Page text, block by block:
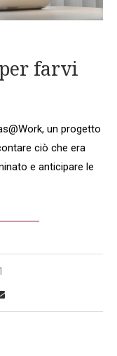
farvi
un progetto
ciò che era
e anticipare le